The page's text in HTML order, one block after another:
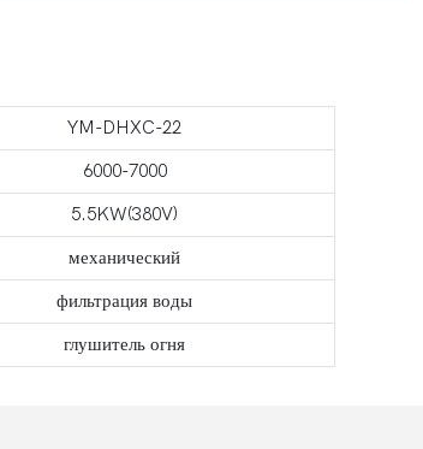
YM-DHXC-22
6000-7000
5.5KW(380V)
механический
фильтрация воды
глушитель огня